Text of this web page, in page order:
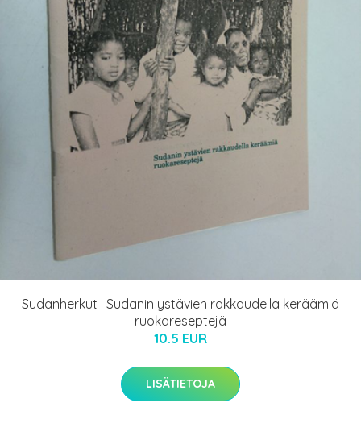
Sudanherkut : Sudanin ystävien rakkaudella keräämiä
ruokareseptejä
10.5 EUR
LISÄTIETOJA